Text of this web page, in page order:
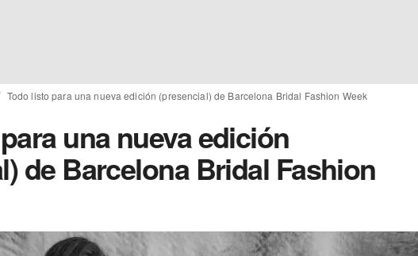
Todo listo para una nueva edición (presencial) de Barcelona Bridal Fashion Week
una nueva edición
de Barcelona Bridal Fashion